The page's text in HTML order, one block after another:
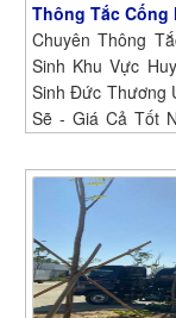
Thông Tắc Cống
Chuyên Thông
Sinh Khu Vực
Sinh Đức Thương
Sẽ - Giá Cả Tốt